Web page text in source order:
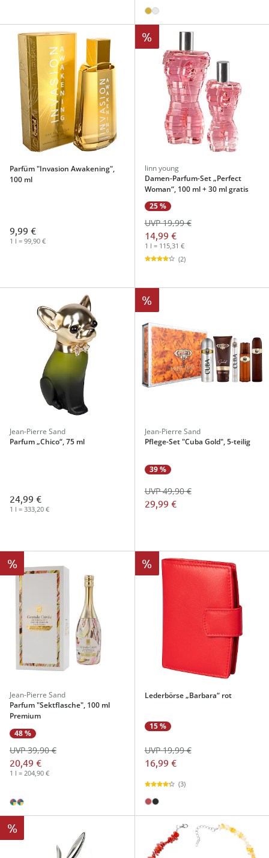
Parfüm "Invasion Awakening",
100 ml
9,99 €
1 l = 99,90 €
%
linn young
Damen-Parfum-Set „Perfect
Woman“, 100 ml + 30 ml gratis
25 %
14,99 €
UVP 19,99 €
1 l = 115,31 €
(2)
Jean-Pierre Sand
Parfum „Chico“, 75 ml
24,99 €
1 l = 333,20 €
%
Jean-Pierre Sand
Pflege-Set "Cuba Gold", 5-teilig
39 %
29,99 €
UVP 49,90 €
%
Jean-Pierre Sand
Parfum "Sektflasche", 100 ml
Premium
48 %
20,49 €
UVP 39,90 €
1 l = 204,90 €
%
Lederbörse „Barbara“ rot
15 %
16,99 €
UVP 19,99 €
(3)
%